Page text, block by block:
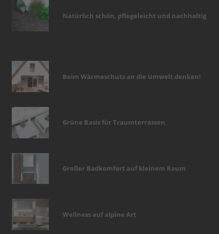
Natürlich schön, pflegeleicht und nachhaltig
Beim Wärmeschutz an die Umwelt denken!
Grüne Basis für Traumterrassen
Großer Badkomfort auf kleinem Raum
Wellness auf alpine Art